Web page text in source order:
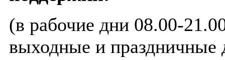
(в рабочие дни 08.00-
выходные и праздничные